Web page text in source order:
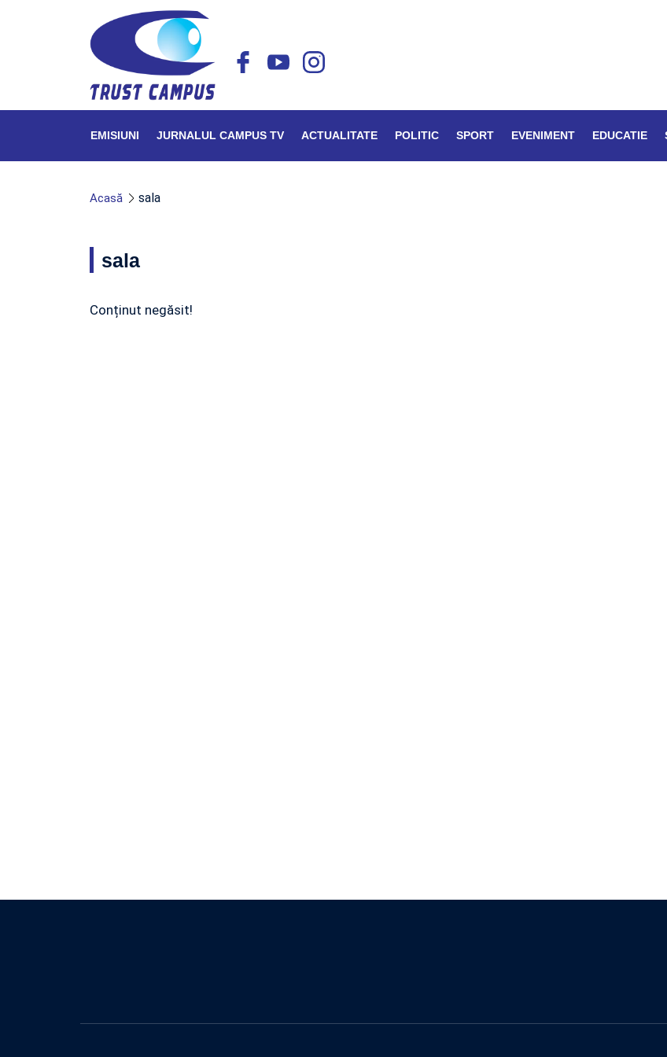
EMISIUNI JURNALUL CAMPUS TV ACTUALITATE POLITIC SPORT EVENIMENT EDUCATIE
Acasă sala
sala
Conținut negăsit!